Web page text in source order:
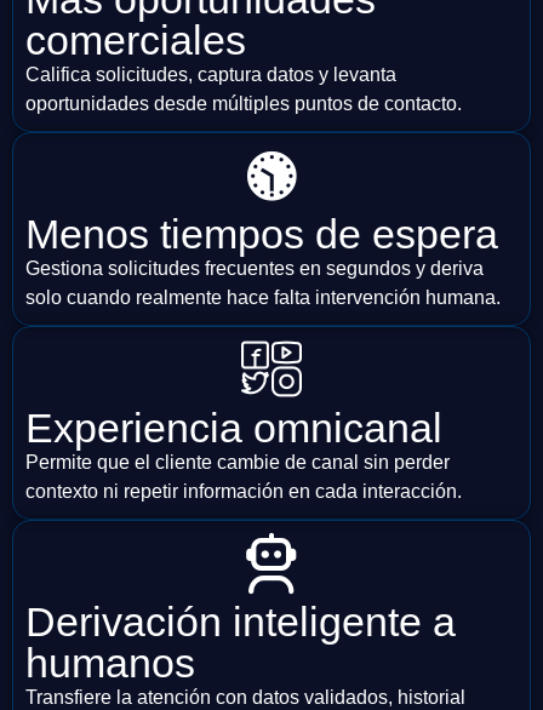
comerciales
Califica solicitudes, captura datos y levanta
oportunidades desde múltiples puntos de contacto.
Menos tiempos de espera
Gestiona solicitudes frecuentes en segundos y deriva
solo cuando realmente hace falta intervención humana.
Experiencia omnicanal
Permite que el cliente cambie de canal sin perder
contexto ni repetir información en cada interacción.
Derivación inteligente a
humanos
Transfiere la atención con datos validados, historial